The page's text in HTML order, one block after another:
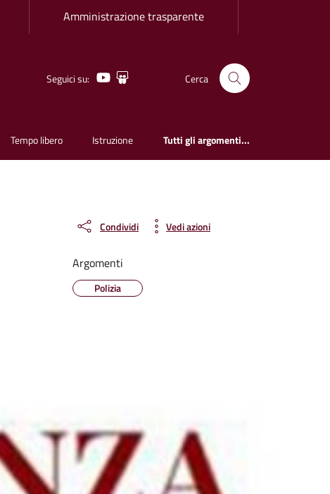
Amministrazione trasparente
Seguici su: YoutubeSlideshare Cerca
Tempo libero Istruzione Tutti gli argomenti...
Condividi Vedi azioni
Argomenti
Polizia